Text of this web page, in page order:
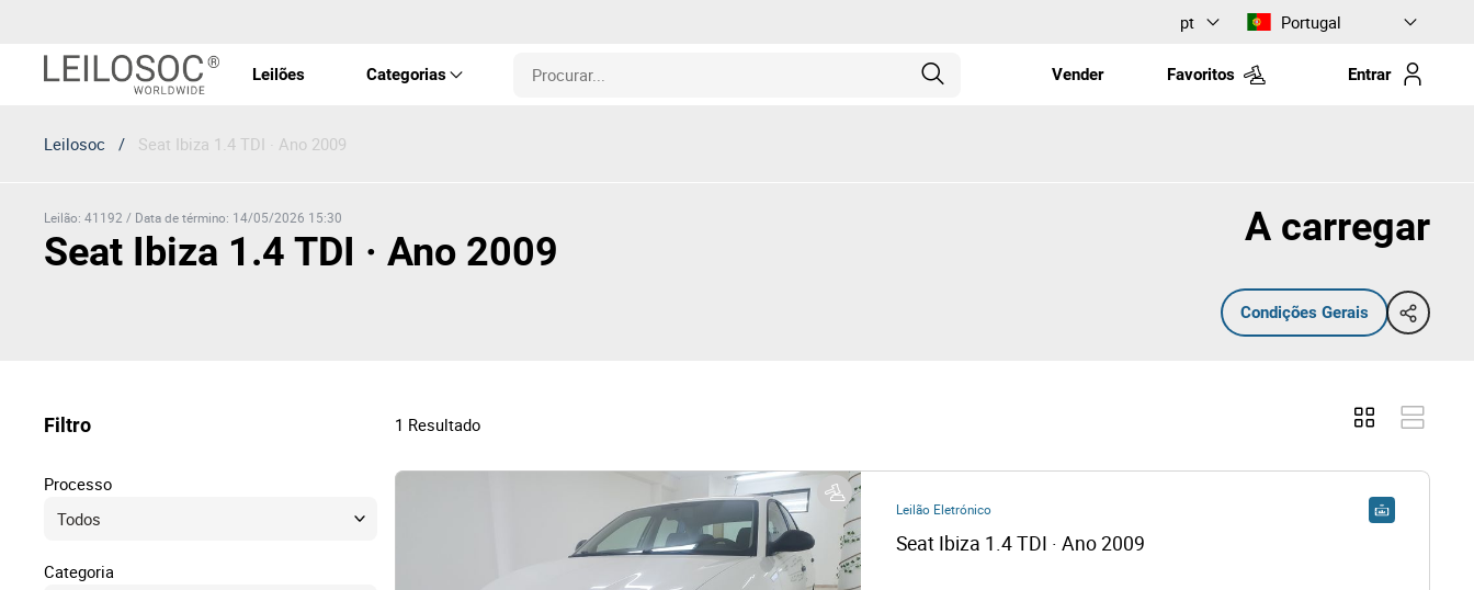
pt Portugal
Leilões Categorias
Arte e Colecionáveis
Vender Favoritos Entrar
Leilosoc / Seat Ibiza 1.4 TDI · Ano 2009
Leilão: 41192 / Data de término: 14/05/2026 15:30
Seat Ibiza 1.4 TDI · Ano 2009
A carregar
Condições Gerais
Filtro 1 Resultado
Processo
Categoria
Leilão Eletrónico
Seat Ibiza 1.4 TDI · Ano 2009